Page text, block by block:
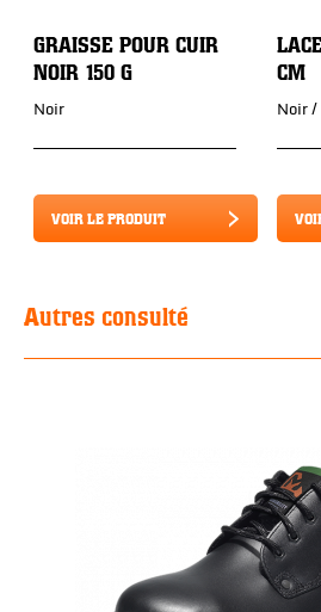
GRAISSE POUR CUIR
NOIR 150 G
Noir
VOIR LE PRODUIT
CM
Noir /
Autres consulté